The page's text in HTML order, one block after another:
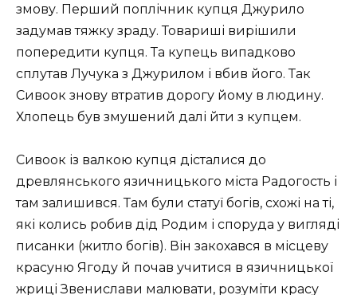
змову. Перший поплічник купця Джурило
задумав тяжку зраду. Товариші вирішили
попередити купця. Та купець випадково
сплутав Лучука з Джурилом і вбив його. Так
Сивоок знову втратив дорогу йому в людину.
Хлопець був змушений далі йти з купцем.
Сивоок із валкою купця дісталися до
древлянського язичницького міста Радогость і
там залишився. Там були статуї богів, схожі на ті,
які колись робив дід Родим і споруда у вигляді
писанки (житло богів). Він закохався в місцеву
красуню Ягоду й почав учитися в язичницької
жриці Звенислави малювати, розуміти красу